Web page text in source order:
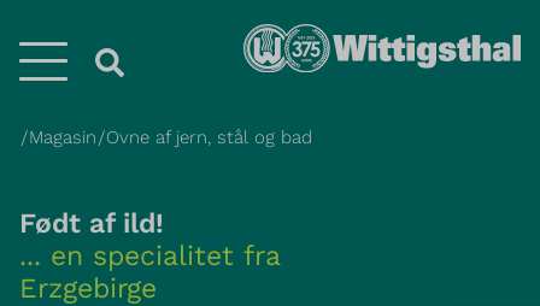
Menü
Magasin Ovne af jern, stål og bad
Født af ild!
... en specialitet fra
Erzgebirge